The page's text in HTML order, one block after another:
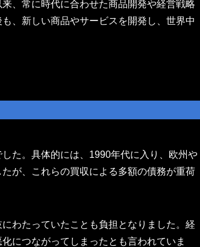
、常に時代に合わせた商品開発や経営戦略
、新しい商品やサービスを開発し、世界中
た。具体的には、1990年代に入り、欧州や
が、これらの買収による多額の債務が重荷
わたっていたことも負担となりました。経
につながってしまったとも言われていま